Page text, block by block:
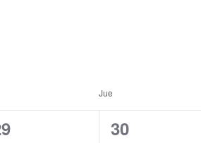
Jue
0
30